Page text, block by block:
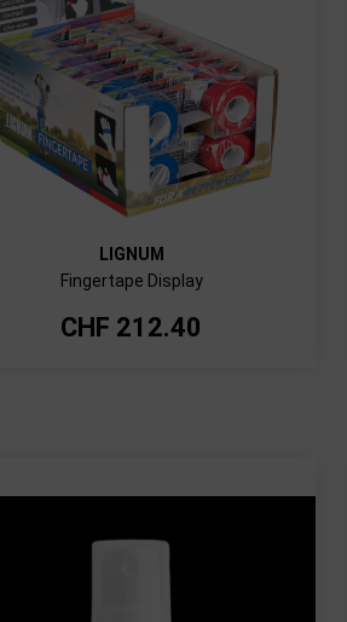
LIGNUM
Fingertape Display
CHF 212.40